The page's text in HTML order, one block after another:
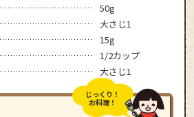
50g
大さじ1
15g
1/2カップ
大さじ1
じっくり！
お料理！